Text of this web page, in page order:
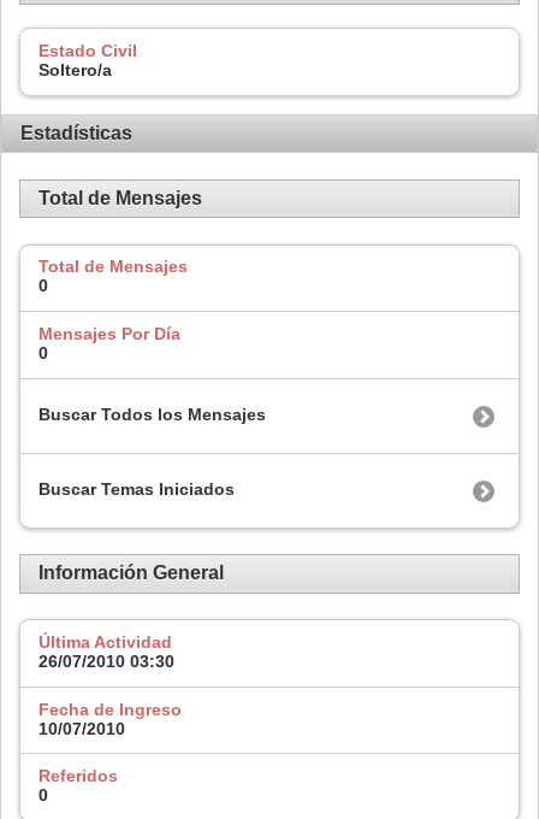
Estado Civil
Soltero/a
Estadísticas
Total de Mensajes
Total de Mensajes
0
Mensajes Por Día
0
Buscar Todos los Mensajes
Buscar Temas Iniciados
Información General
Última Actividad
26/07/2010 03:30
Fecha de Ingreso
10/07/2010
Referidos
0